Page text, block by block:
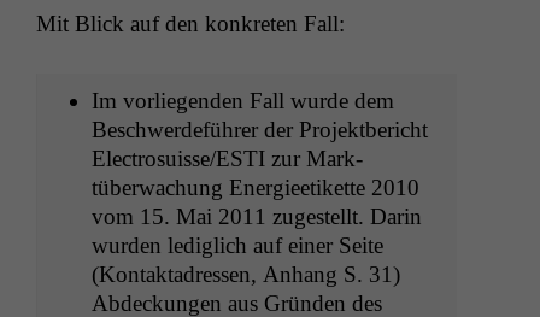
Mit Blick auf den konkreten Fall:
Im vor­liegen­den Fall wurde dem
Beschw­erde­führer der Pro­jek­t­bericht
Electrosuisse/ESTI zur Mark­
tüberwachung Energieetikette 2010
vom 15. Mai 2011 zugestellt. Darin
wur­den lediglich auf ein­er Seite
(Kon­tak­tadressen, Anhang S. 31)
Abdeck­un­gen aus Grün­den des